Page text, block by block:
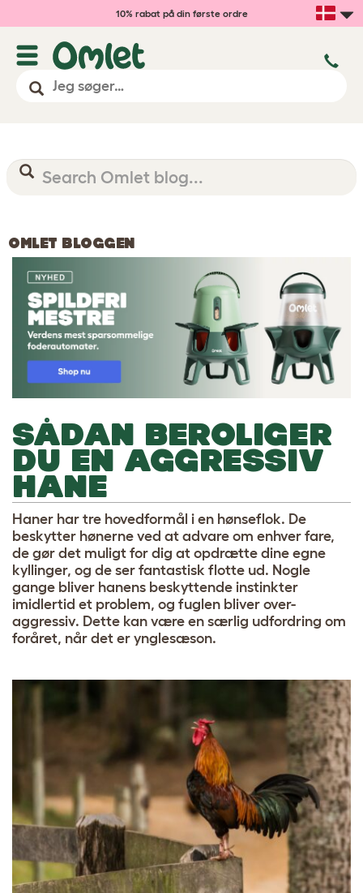
10% rabat på din første ordre
OMLET BLOGGEN
SÅDAN BEROLIGER
DU EN AGGRESSIV
HANE
Haner har tre hovedformål i en hønseflok. De
beskytter hønerne ved at advare om enhver fare,
de gør det muligt for dig at opdrætte dine egne
kyllinger, og de ser fantastisk flotte ud. Nogle
gange bliver hanens beskyttende instinkter
imidlertid et problem, og fuglen bliver over-
aggressiv. Dette kan være en særlig udfordring om
foråret, når det er ynglesæson.